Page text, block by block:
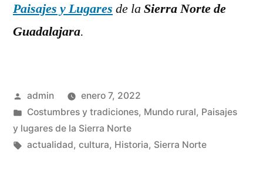
Paisajes y Lugares de la Sierra Norte de
Guadalajara.
Publicado
por
admin
enero 7, 2022
Publicado
en
Costumbres y tradiciones, Mundo rural, Paisajes
y lugares de la Sierra Norte
Etiquetas:
actualidad, cultura, Historia, Sierra Norte